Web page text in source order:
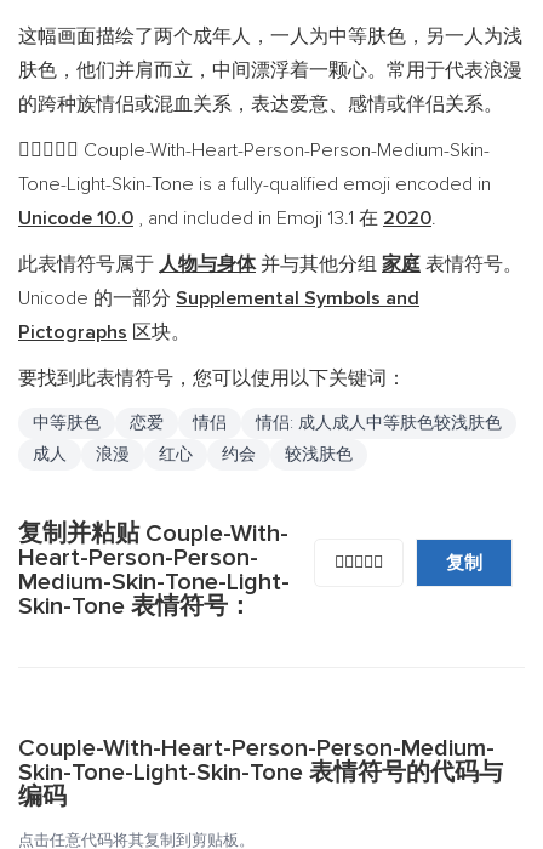
这幅画面描绘了两个成年人，一人为中等肤色，另一人为浅
肤色，他们并肩而立，中间漂浮着一颗心。常用于代表浪漫
的跨种族情侣或混血关系，表达爱意、感情或伴侣关系。
🧑🏽‍❤️‍🧑🏻 Couple-With-Heart-Person-Person-Medium-Skin-
Tone-Light-Skin-Tone is a fully-qualified emoji encoded in
Unicode 10.0 , and included in Emoji 13.1 在 2020.
此表情符号属于 人物与身体并与其他分组 家庭 表情符号。
Unicode 的一部分 Supplemental Symbols and
Pictographs 区块。
要找到此表情符号，您可以使用以下关键词：
中等肤色 恋爱 情侣
情侣: 成人成人中等肤色较浅肤色
成人
浪漫 红心 约会 较浅肤色
复制并粘贴 Couple-With-
Heart-Person-Person-
Medium-Skin-Tone-Light-
Skin-Tone 表情符号：
🧑🏽‍❤️‍🧑🏻 复制
Couple-With-Heart-Person-Person-Medium-
Skin-Tone-Light-Skin-Tone 表情符号的代码与
编码
点击任意代码将其复制到剪贴板。